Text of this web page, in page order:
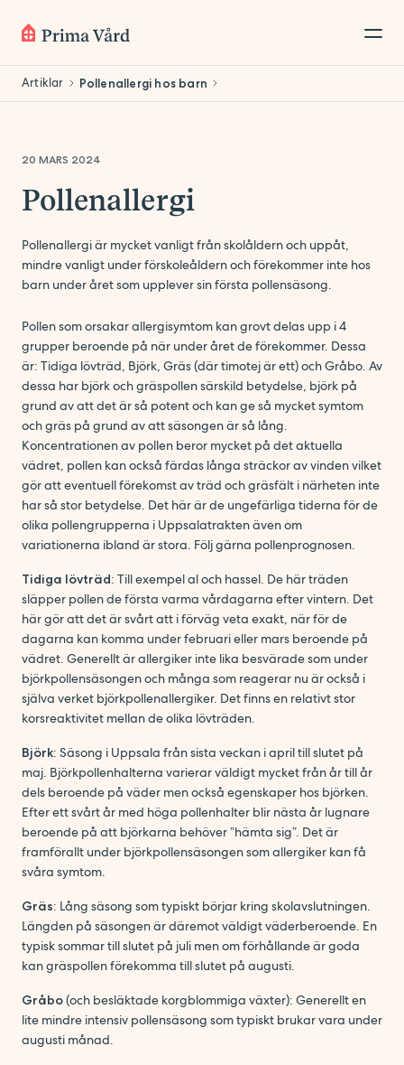
Artiklar Pollenallergi hos barn
20 MARS 2024
Pollenallergi
Pollenallergi är mycket vanligt från skolåldern och uppåt,
mindre vanligt under förskoleåldern och förekommer inte hos
barn under året som upplever sin första pollensäsong.
Pollen som orsakar allergisymtom kan grovt delas upp i 4
grupper beroende på när under året de förekommer. Dessa
är: Tidiga lövträd, Björk, Gräs (där timotej är ett) och Gråbo. Av
dessa har björk och gräspollen särskild betydelse, björk på
grund av att det är så potent och kan ge så mycket symtom
och gräs på grund av att säsongen är så lång.
Koncentrationen av pollen beror mycket på det aktuella
vädret, pollen kan också färdas långa sträckor av vinden vilket
gör att eventuell förekomst av träd och gräsfält i närheten inte
har så stor betydelse. Det här är de ungefärliga tiderna för de
olika pollengrupperna i Uppsalatrakten även om
variationerna ibland är stora. Följ gärna pollenprognosen.
Tidiga lövträd: Till exempel al och hassel. De här träden
släpper pollen de första varma vårdagarna efter vintern. Det
här gör att det är svårt att i förväg veta exakt, när för de
dagarna kan komma under februari eller mars beroende på
vädret. Generellt är allergiker inte lika besvärade som under
björkpollensäsongen och många som reagerar nu är också i
själva verket björkpollenallergiker. Det finns en relativt stor
korsreaktivitet mellan de olika lövträden.
Björk: Säsong i Uppsala från sista veckan i april till slutet på
maj. Björkpollenhalterna varierar väldigt mycket från år till år
dels beroende på väder men också egenskaper hos björken.
Efter ett svårt år med höga pollenhalter blir nästa år lugnare
beroende på att björkarna behöver ”hämta sig”. Det är
framförallt under björkpollensäsongen som allergiker kan få
svåra symtom.
Gräs: Lång säsong som typiskt börjar kring skolavslutningen.
Längden på säsongen är däremot väldigt väderberoende. En
typisk sommar till slutet på juli men om förhållande är goda
kan gräspollen förekomma till slutet på augusti.
Gråbo(och besläktade korgblommiga växter): Generellt en
lite mindre intensiv pollensäsong som typiskt brukar vara under
augusti månad.